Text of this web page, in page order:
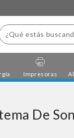
¿Qué estás
Impresoras
De